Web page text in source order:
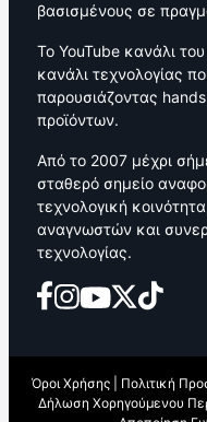
βασισμένους σε
Το YouTube κανάλι
κανάλι τεχνολογίας
παρουσιάζοντας
προϊόντων.
Από το 2007 μέχρι
σταθερό σημείο
τεχνολογική
αναγνωστών και
τεχνολογίας.
Όροι Χρήσης Πολιτική
Δήλωση Χορηγούμενου